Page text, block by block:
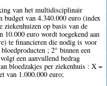
van het multidisciplinair
budget van 4.340.000 euro (index
ziekenhuizen op basis van de
10.000 euro wordt toegekend aan
te financieren die nodig is voor
; 2° binnen een
een aanvullend bedrag
bloedzakjes per ziekenhuis : X =
van 1.000.000 euro;